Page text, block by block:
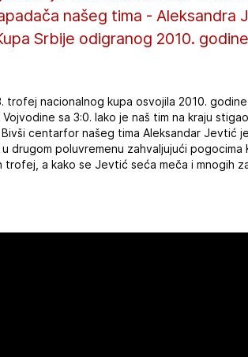
našeg tima - Aleksandra
Srbije odigranog 2010.
trofej nacionalnog kupa osvojila 2010.
sa 3:0. Iako je naš tim na kraju
centarfor našeg tima Aleksandar Jevtić
drugom poluvremenu zahvaljujući pogocima
trofej, a kako se Jevtić seća meča i mnogih